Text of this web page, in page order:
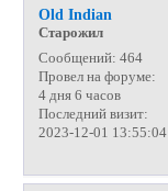
Old Indian
Старожил
Сообщений: 464
Провел на форуме:
4 дня 6 часов
Последний визит:
2023-12-01 13:55:04